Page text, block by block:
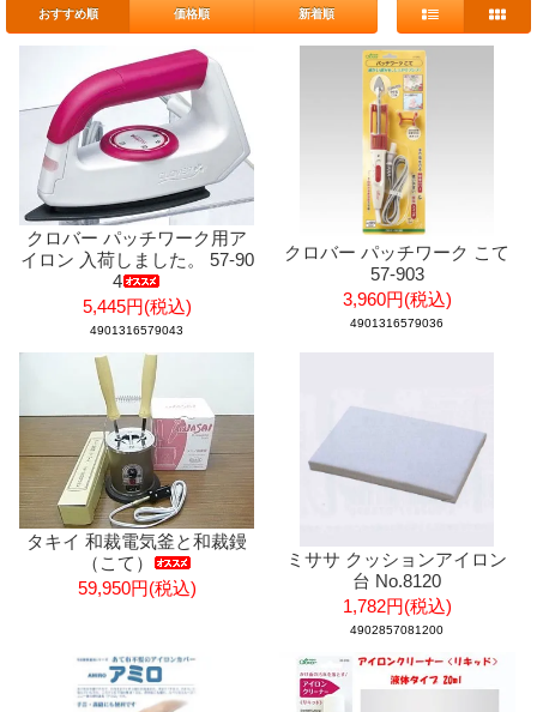
おすすめ順 価格順 新着順
クロバー パッチワーク用ア
イロン 入荷しました。 57-90
4
5,445円(税込)
4901316579043
クロバー パッチワーク こて
57-903
3,960円(税込)
4901316579036
タキイ 和裁電気釜と和裁鏝
（こて）
59,950円(税込)
ミササ クッションアイロン
台 No.8120
1,782円(税込)
4902857081200